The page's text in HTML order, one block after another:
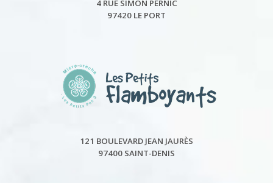
4 RUE SIMON PERNIC
97420 LE PORT
121 BOULEVARD JEAN JAURÈS
97400 SAINT-DENIS